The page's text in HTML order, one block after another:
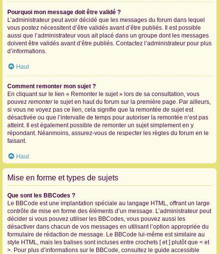
Pourquoi mon message doit être validé ?
L’administrateur peut avoir décidé que les messages du forum dans lequel
vous postez nécessitent d’être validés avant d’être publiés. Il est possible
aussi que l’administrateur vous ait placé dans un groupe dont les messages
doivent être validés avant d’être publiés. Contactez l’administrateur pour plus
d’informations.
Haut
Comment remonter mon sujet ?
En cliquant sur le lien « Remonter le sujet » lors de sa consultation, vous
pouvez remonterle sujet en haut du forum sur la première page. Par ailleurs,
si vous ne voyez pas ce lien, cela signifie que la remontée de sujet est
désactivée ou que l’intervalle de temps pour autoriser la remontée n’est pas
atteint. Il est également possible de remonter un sujet simplement en y
répondant. Néanmoins, assurez-vous de respecter les règles du forum en le
faisant.
Haut
Mise en forme et types de sujets
Que sont les BBCodes ?
Le BBCode est une implantation spéciale au langage HTML, offrant un large
contrôle de mise en forme des éléments d’un message. L’administrateur peut
décider si vous pouvez utiliser les BBCodes, vous pouvez aussi les
désactiver dans chacun de vos messages en utilisant l’option appropriée du
formulaire de rédaction de message. Le BBCode lui-même est similaire au
style HTML, mais les balises sont incluses entre crochets [ et ] plutôt que < et
>. Pour plus d’informations sur le BBCode, consultez le guide accessible